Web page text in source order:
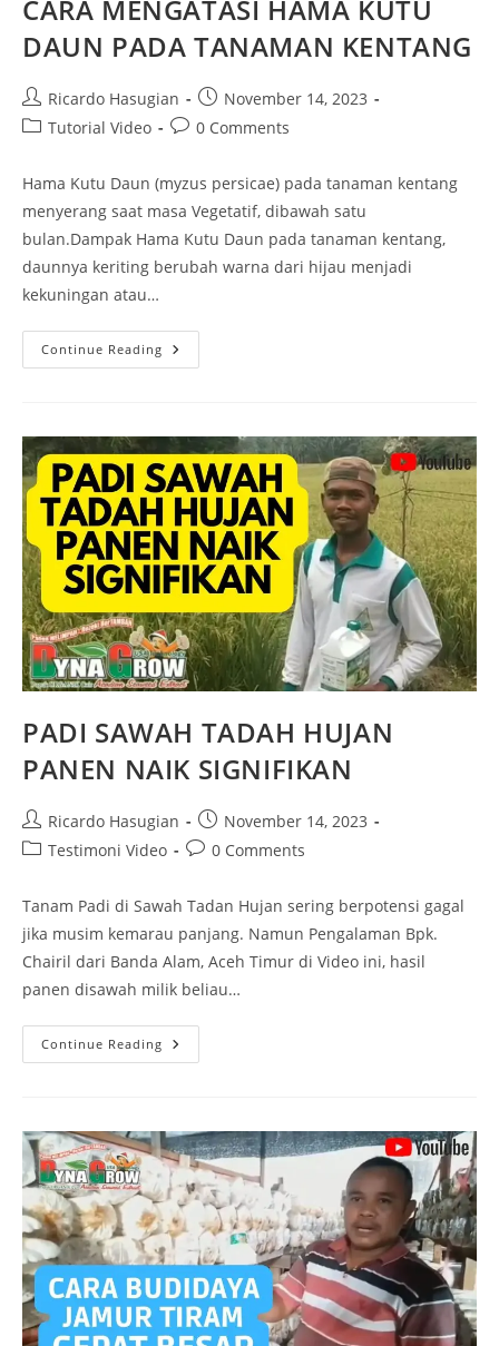
CARA MENGATASI HAMA KUTU
DAUN PADA TANAMAN KENTANG
Ricardo Hasugian
November 14, 2023
Tutorial Video
0 Comments
Hama Kutu Daun (myzus persicae) pada tanaman kentang
menyerang saat masa Vegetatif, dibawah satu
bulan.Dampak Hama Kutu Daun pada tanaman kentang,
daunnya keriting berubah warna dari hijau menjadi
kekuningan atau…
Continue Reading
PADI SAWAH TADAH HUJAN
PANEN NAIK SIGNIFIKAN
Ricardo Hasugian
November 14, 2023
Testimoni Video
0 Comments
Tanam Padi di Sawah Tadan Hujan sering berpotensi gagal
jika musim kemarau panjang. Namun Pengalaman Bpk.
Chairil dari Banda Alam, Aceh Timur di Video ini, hasil
panen disawah milik beliau…
Continue Reading